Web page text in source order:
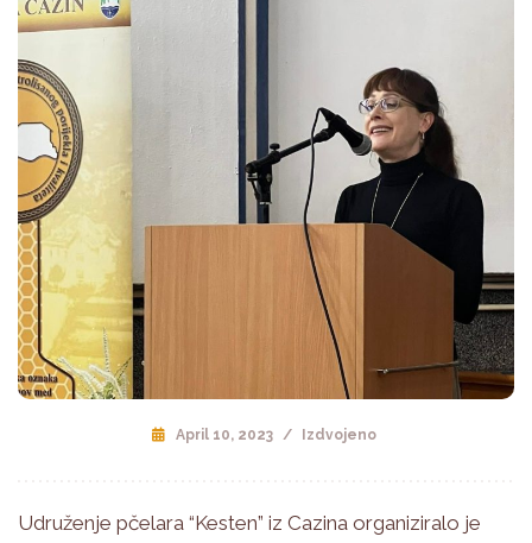
April 10, 2023 / Izdvojeno
Udruženje pčelara “Kesten” iz Cazina organiziralo je